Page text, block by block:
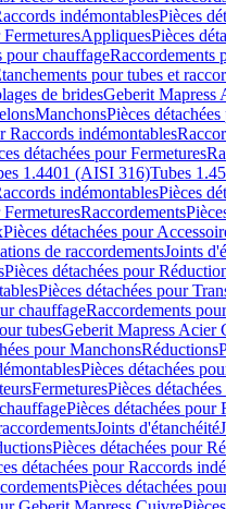
indémontablesPièces
FermeturesAppliquesPièces
pour chauffageRaccordements
pour tubes et
de bridesGeberit Mapress
ManchonsPièces
Raccords indémontables
détachées pour Fermetures
1.4401 (AISI 316)Tubes
indémontablesPièces
FermeturesRaccordements
Pièces détachées pour
de raccordementsJoints
Pièces détachées pour
Pièces détachées pour
chauffageRaccordements
tubesGeberit Mapress Acier
pour ManchonsRéductions
Pièces détachées
FermeturesPièces
Pièces détachées pour
Joints d'étanchéité
Pièces détachées pour
détachées pour Raccords
Pièces détachées